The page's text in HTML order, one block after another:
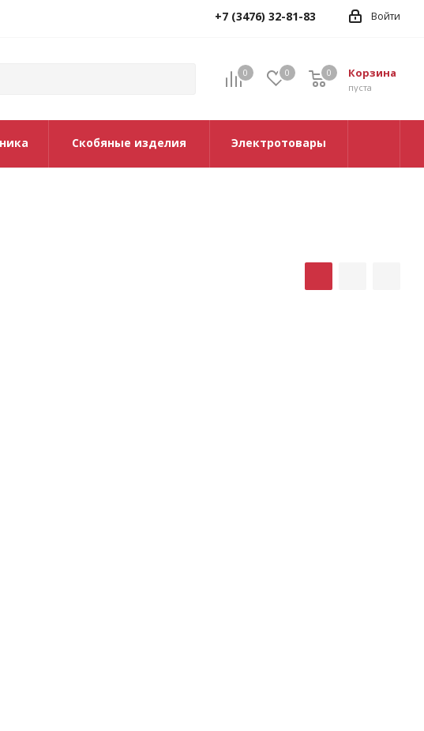
Войти
+7 (3476) 32-81-83
0 0 Корзина
0
пуста
0
Скобяные изделия Электротовары